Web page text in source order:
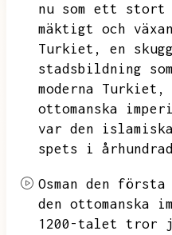
nu som ett stort
mäktigt och
Turkiet,
en
stadsbildning
moderna Turkiet,
ottomanska
var den
spets i
Osman den
den ottomanska
1200-talet tror